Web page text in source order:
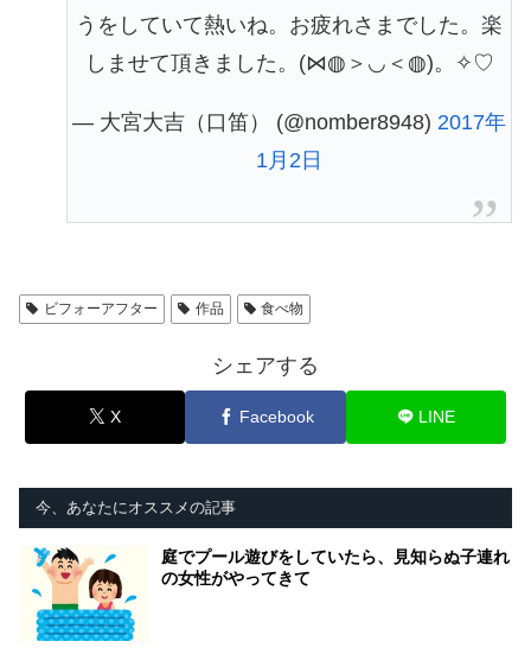
うをしていて熱いね。お疲れさまでした。楽
しませて頂きました。(⋈◍＞◡＜◍)。✧♡
— 大宮大吉（口笛） (@nomber8948) 2017年
1月2日
ビフォーアフター 作品 食べ物
シェアする
X Facebook LINE
今、あなたにオススメの記事
庭でプール遊びをしていたら、見知らぬ子連れ
の女性がやってきて